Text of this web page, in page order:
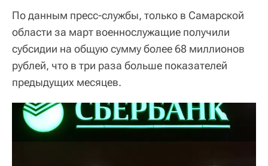
По данным пресс-службы, только в Самарской
области за март военнослужащие получили
субсидии на общую сумму более 68 миллионов
рублей, что в три раза больше показателей
предыдущих месяцев.